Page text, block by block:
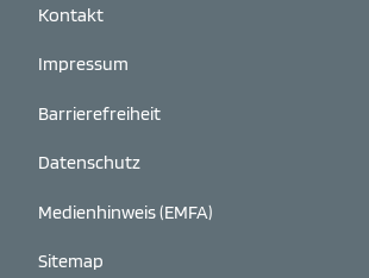
Kontakt
Impressum
Barrierefreiheit
Datenschutz
Medienhinweis (EMFA)
Sitemap